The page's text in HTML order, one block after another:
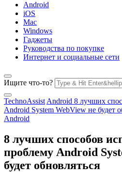
Android
iOS
Mac
Windows
Гаджеты
Руководства по покупке
Интернет и социальные сети
Ищите что-то?
TechnoAssist Android 8 лучших
Android System WebView не будет
Android
8 лучших способов
проблему Android
будет обновляться